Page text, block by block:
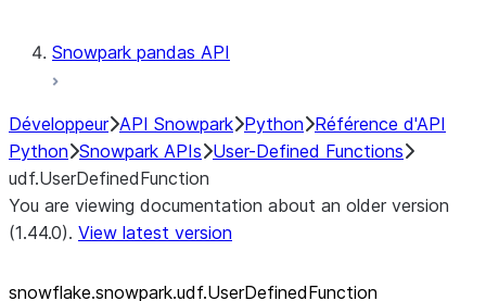
Snowpark pandas API
Développeur API Snowpark Python Référence d'API
Python Snowpark APIs User-Defined Functions
udf.UserDefinedFunction
You are viewing documentation about an older version
(1.44.0). View latest version
snowflake.snowpark.udf.UserDefinedFunction